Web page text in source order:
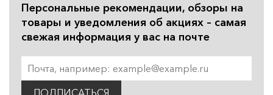
Персональные рекомендации, обзоры на
товары и уведомления об акциях – самая
свежая информация у вас на почте
ПОДПИСАТЬСЯ